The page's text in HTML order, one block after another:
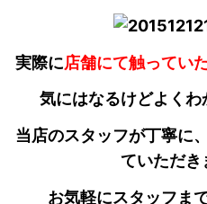
実際に店舗にて触ってい
気にはなるけどよくわ
当店のスタッフが丁寧に
ていただき
お気軽にスタッフま